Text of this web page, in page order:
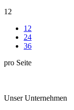
12
12
24
36
pro Seite
Unser Unternehmen